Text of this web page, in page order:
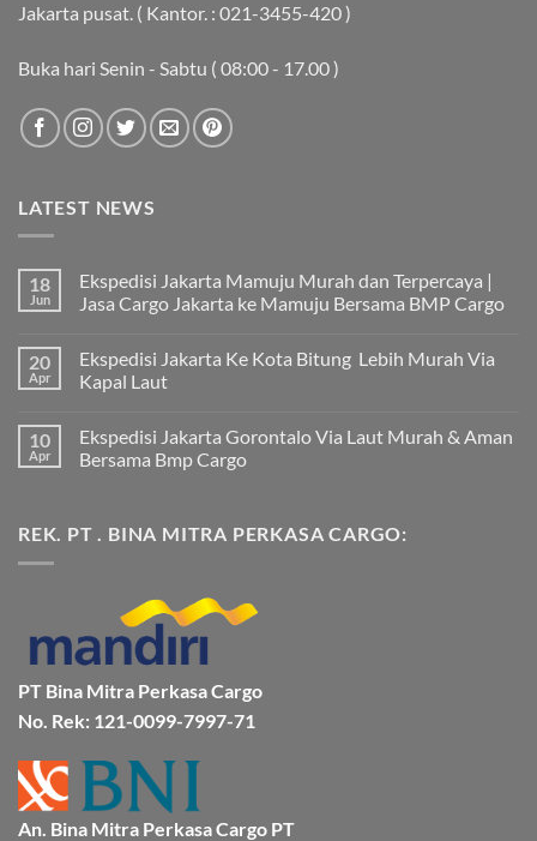
Jakarta pusat. ( Kantor. : 021-3455-420 )
Buka hari Senin - Sabtu ( 08:00 - 17.00 )
LATEST NEWS
18
Jun
Ekspedisi Jakarta Mamuju Murah dan Terpercaya |
Jasa Cargo Jakarta ke Mamuju Bersama BMP Cargo
komentar
pada
Ekspedisi
Murah
dan
Terpercaya
Jakarta
ke
20
Apr
Ekspedisi Jakarta Ke Kota Bitung Lebih Murah Via
Kapal Laut
komentar
pada
Ekspedisi
Bitung
Lebih
10
Apr
Ekspedisi Jakarta Gorontalo Via Laut Murah & Aman
Bersama Bmp Cargo
pada
Ekspedisi
&
Aman
Bersama
Bmp
Cargo
REK. PT . BINA MITRA PERKASA CARGO:
PT Bina Mitra Perkasa Cargo
No. Rek: 121-0099-7997-71
An. Bina Mitra Perkasa Cargo PT